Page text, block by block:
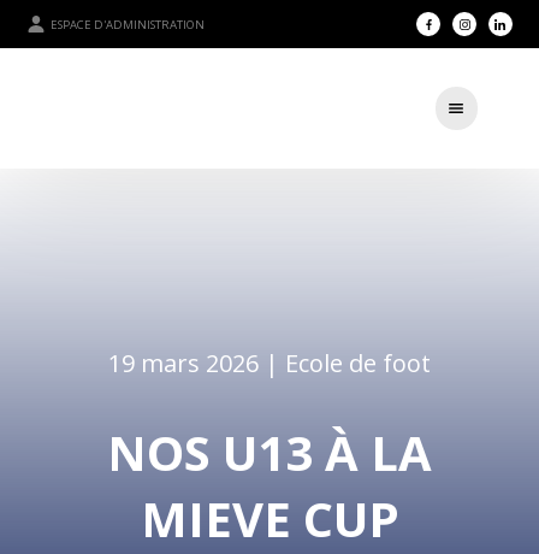
ESPACE D'ADMINISTRATION
19 mars 2026 | Ecole de foot
NOS U13 À LA
MIEVE CUP